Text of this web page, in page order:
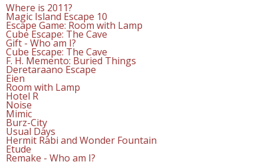
Where is 2011?
Magic Island Escape 10
Escape Game: Room with Lamp
Cube Escape: The Cave
Gift - Who am I?
Cube Escape: The Cave
F. H. Memento: Buried Things
Deretaraano Escape
Eien
Room with Lamp
Hotel R
Noise
Mimic
Burz-City
Usual Days
Hermit Rabi and Wonder Fountain
Etude
Remake - Who am I?